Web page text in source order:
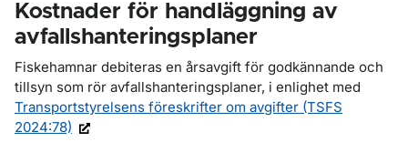
Kostnader för handläggning av
avfallshanteringsplaner
Fiskehamnar debiteras en årsavgift för godkännande och
tillsyn som rör avfallshanteringsplaner, i enlighet med
Transportstyrelsens föreskrifter om avgifter (TSFS
2024:78)